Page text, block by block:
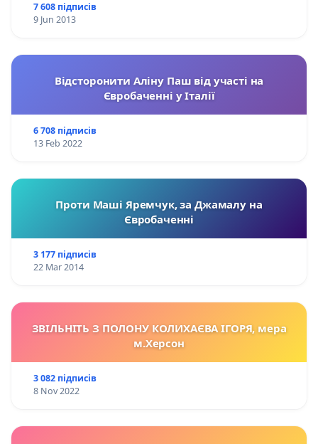
7 608 підписів
9 Jun 2013
Відсторонити Аліну Паш від участі на
Євробаченні у Італії
6 708 підписів
13 Feb 2022
Проти Маші Яремчук, за Джамалу на
Євробаченні
3 177 підписів
22 Mar 2014
ЗВІЛЬНІТЬ З ПОЛОНУ КОЛИХАЄВА ІГОРЯ, мера
м.Херсон
3 082 підписів
8 Nov 2022